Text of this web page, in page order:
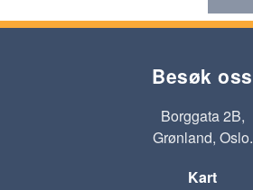
Besøk oss
Borggata 2B,
Grønland, Oslo.
Kart